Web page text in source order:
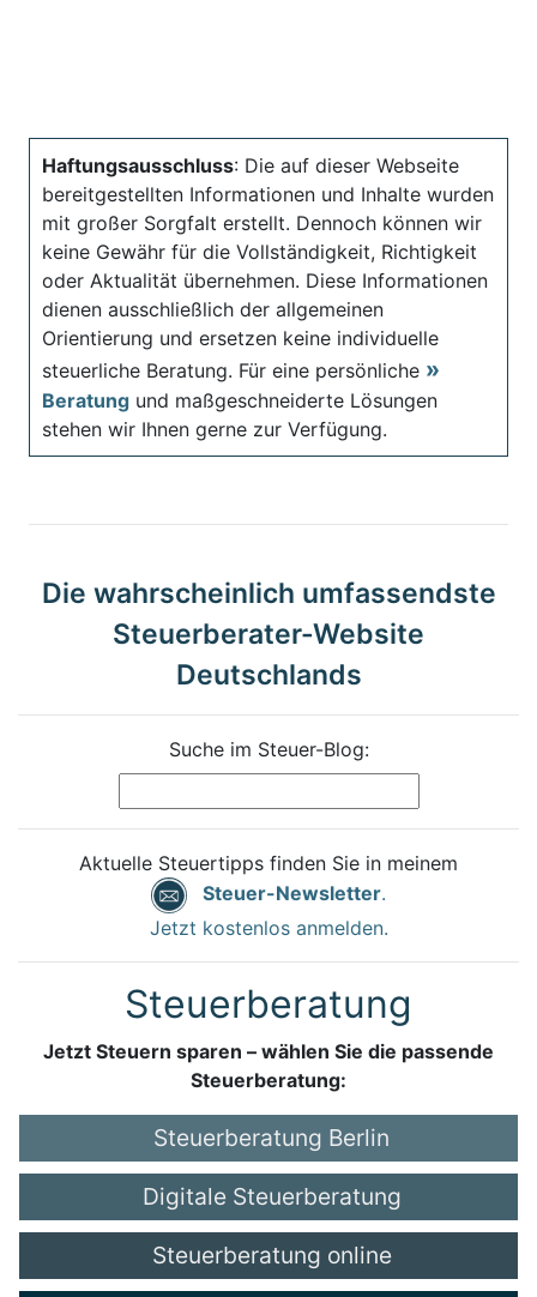
Haftungsausschluss: Die auf dieser Webseite
bereitgestellten Informationen und Inhalte wurden
mit großer Sorgfalt erstellt. Dennoch können wir
keine Gewähr für die Vollständigkeit, Richtigkeit
oder Aktualität übernehmen. Diese Informationen
dienen ausschließlich der allgemeinen
Orientierung und ersetzen keine individuelle
steuerliche Beratung. Für eine persönliche
Beratung und maßgeschneiderte Lösungen
stehen wir Ihnen gerne zur Verfügung.
Die wahrscheinlich umfassendste
Steuerberater-Website
Deutschlands
Suche im Steuer-Blog:
Aktuelle Steuertipps finden Sie in meinem
Steuer-Newsletter.
Jetzt kostenlos anmelden.
Steuerberatung
Jetzt Steuern sparen – wählen Sie die passende
Steuerberatung:
Steuerberatung Berlin
Digitale Steuerberatung
Steuerberatung online